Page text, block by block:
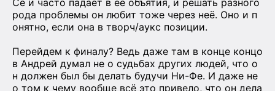
Се и часто падает в её объятия, и решать разного
рода проблемы он любит тоже через неё. Оно и п
онятно, если она в творч/аукс позиции.
Перейдем к финалу? Ведь даже там в конце концо
в Андрей думал не о судьбах других людей, что о
н должен был бы делать будучи Ни-Фе. И даже не
о том к чему вообще всё это привело, что он дела